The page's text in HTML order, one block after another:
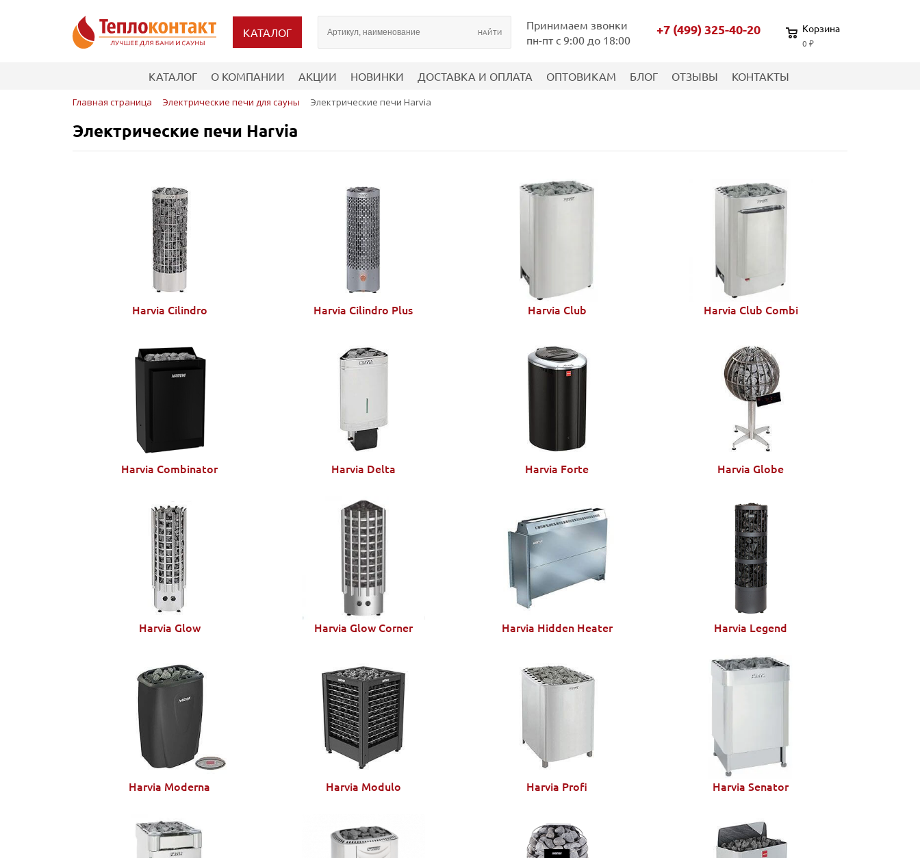
КАТАЛОГ
Принимаем звонки
пн-пт с 9:00 до 18:00
+7 (499) 325-40-20 Корзина
0 ₽
КАТАЛОГ О КОМПАНИИ АКЦИИ НОВИНКИ ДОСТАВКА И ОПЛАТА ОПТОВИКАМ БЛОГ ОТЗЫВЫ КОНТАКТЫ
Главная страница Электрические печи для сауны Электрические печи Harvia
Электрические печи Harvia
Harvia Cilindro Harvia Cilindro Plus Harvia Club Harvia Club Combi
Harvia Combinator Harvia Delta Harvia Forte Harvia Globe
Harvia Glow Harvia Glow Corner Harvia Hidden Heater Harvia Legend
Harvia Moderna Harvia Modulo Harvia Profi Harvia Senator